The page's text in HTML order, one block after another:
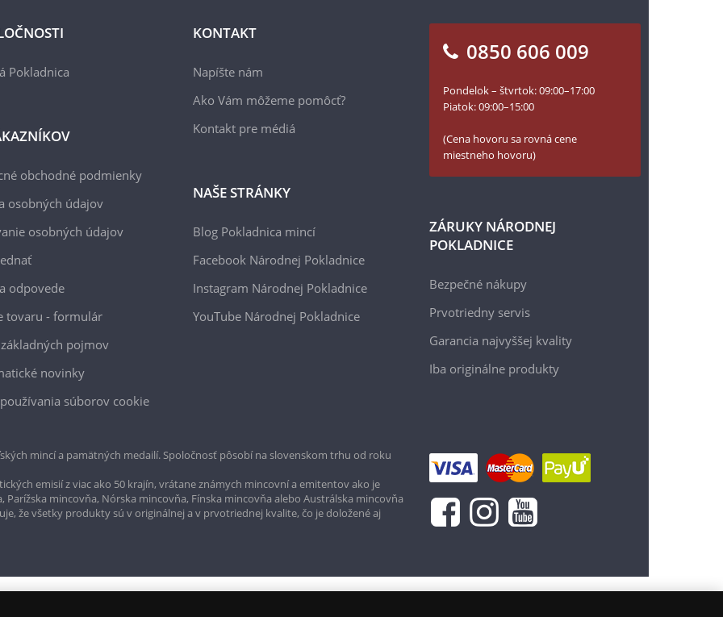
39,95 €
Pokladnica
obchodné podmienky
osobných údajov
osobných údajov
odpovede
tovaru - formulár
pojmov
novinky
súborov cookie
KONTAKT
Napíšte nám
Ako Vám môžeme pomôcť?
Kontakt pre médiá
NAŠE STRÁNKY
Blog Pokladnica mincí
Facebook Národnej Pokladnice
Instagram Národnej Pokladnice
YouTube Národnej Pokladnice
0850 606 009
Pondelok – štvrtok: 09:00–17:00
Piatok: 09:00–15:00
(Cena hovoru sa rovná cene
miestneho hovoru)
ZÁRUKY NÁRODNEJ
POKLADNICE
Bezpečné nákupy
Prvotriedny servis
Garancia najvyššej kvality
Iba originálne produkty
mincí a pamätných medailí. Spoločnosť pôsobí na slovenskom trhu od roku
emisií z viac ako 50 krajín, vrátane známych mincovní a emitentov ako je
mincovňa, Nórska mincovňa, Fínska mincovňa alebo Austrálska mincovňa
že všetky produkty sú v originálnej a v prvotriednej kvalite, čo je doložené aj